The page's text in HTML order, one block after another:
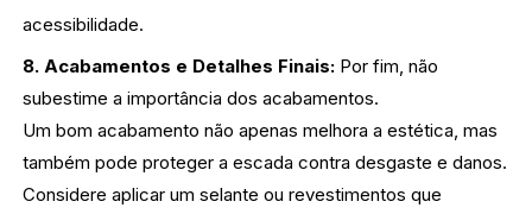
acessibilidade.
8. Acabamentos e Detalhes Finais: Por fim, não
subestime a importância dos acabamentos.
Um bom acabamento não apenas melhora a estética, mas
também pode proteger a escada contra desgaste e danos.
Considere aplicar um selante ou revestimentos que